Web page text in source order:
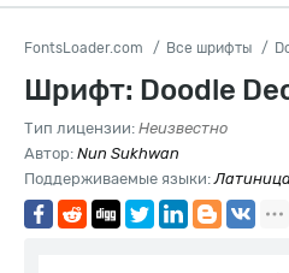
FontsLoader.com Все шрифты
Шрифт: Doodle
Тип лицензии: Неизвестно
Автор: Nun Sukhwan
Поддерживаемые языки:Латиница